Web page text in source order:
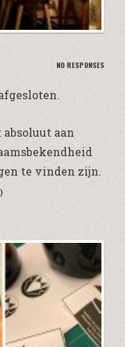
NO RESPONSES
aan
te vinden zijn.